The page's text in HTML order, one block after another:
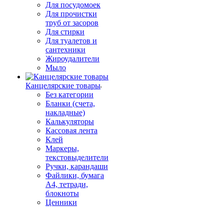
Для посудомоек
Для прочистки
труб от засоров
Для стирки
Для туалетов и
сантехники
Жироудалители
Мыло
Канцелярские товары
Без категории
Бланки (счета,
накладные)
Калькуляторы
Кассовая лента
Клей
Маркеры,
текстовыделители
Ручки, карандаши
Файлики, бумага
А4, тетради,
блокноты
Ценники